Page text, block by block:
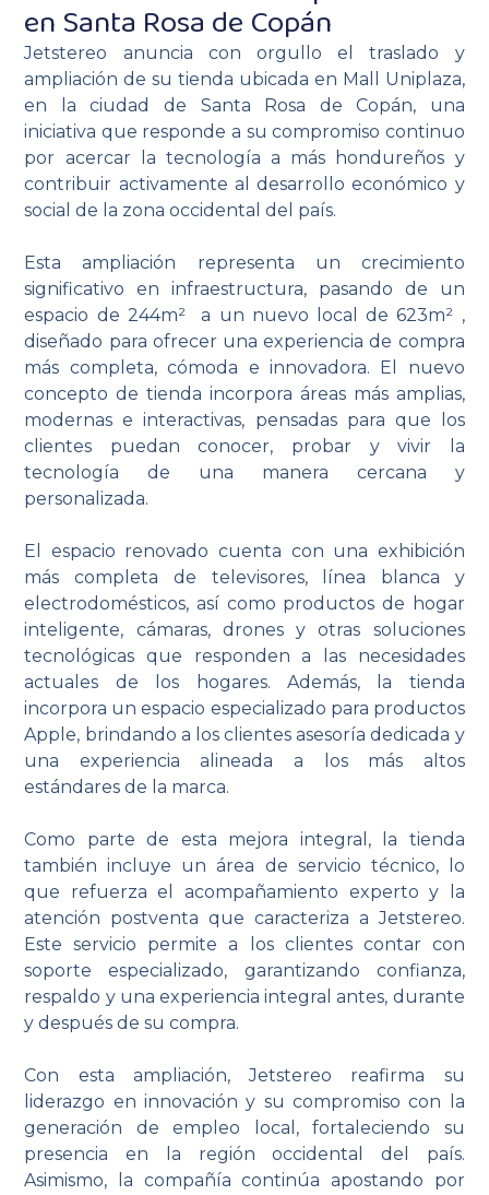
en Santa Rosa de Copán
Jetstereo anuncia con orgullo el traslado y
ampliación de su tienda ubicada en Mall Uniplaza,
en la ciudad de Santa Rosa de Copán, una
iniciativa que responde a su compromiso continuo
por acercar la tecnología a más hondureños y
contribuir activamente al desarrollo económico y
social de la zona occidental del país.
Esta ampliación representa un crecimiento
significativo en infraestructura, pasando de un
espacio de 244m² a un nuevo local de 623m² ,
diseñado para ofrecer una experiencia de compra
más completa, cómoda e innovadora. El nuevo
concepto de tienda incorpora áreas más amplias,
modernas e interactivas, pensadas para que los
clientes puedan conocer, probar y vivir la
tecnología de una manera cercana y
personalizada.
El espacio renovado cuenta con una exhibición
más completa de televisores, línea blanca y
electrodomésticos, así como productos de hogar
inteligente, cámaras, drones y otras soluciones
tecnológicas que responden a las necesidades
actuales de los hogares. Además, la tienda
incorpora un espacio especializado para productos
Apple, brindando a los clientes asesoría dedicada y
una experiencia alineada a los más altos
estándares de la marca.
Como parte de esta mejora integral, la tienda
también incluye un área de servicio técnico, lo
que refuerza el acompañamiento experto y la
atención postventa que caracteriza a Jetstereo.
Este servicio permite a los clientes contar con
soporte especializado, garantizando confianza,
respaldo y una experiencia integral antes, durante
y después de su compra.
Con esta ampliación, Jetstereo reafirma su
liderazgo en innovación y su compromiso con la
generación de empleo local, fortaleciendo su
presencia en la región occidental del país.
Asimismo, la compañía continúa apostando por